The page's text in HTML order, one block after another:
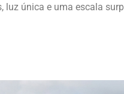
luz única e uma escala